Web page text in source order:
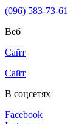
(096) 583-73-61
Веб
Сайт
Сайт
В соцсетях
Facebook